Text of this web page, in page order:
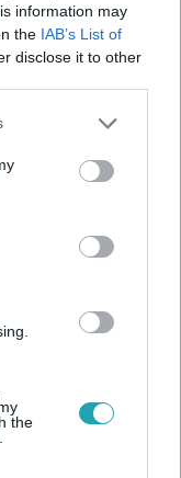
information may
the IAB’s List of
disclose it to other
or more Google
You may click to
party tags to
in below Google
the
a Maldív-
tengeralattjárót